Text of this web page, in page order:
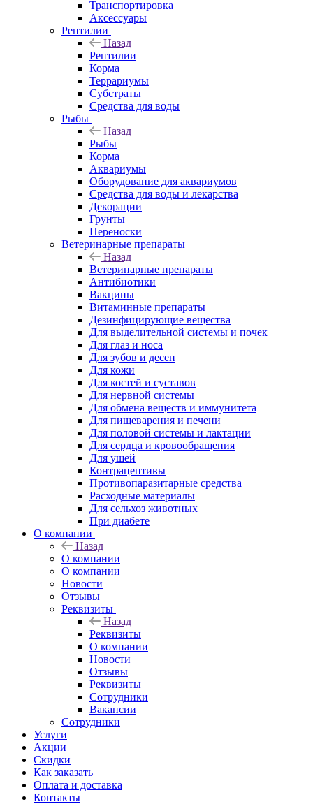
Транспортировка
Аксессуары
Рептилии
Назад
Рептилии
Корма
Террариумы
Субстраты
Средства для воды
Рыбы
Назад
Рыбы
Корма
Аквариумы
Оборудование для аквариумов
Средства для воды и лекарства
Декорации
Грунты
Переноски
Ветеринарные препараты
Назад
Ветеринарные препараты
Антибиотики
Вакцины
Витаминные препараты
Дезинфицирующие вещества
Для выделительной системы и почек
Для глаз и носа
Для зубов и десен
Для кожи
Для костей и суставов
Для нервной системы
Для обмена веществ и иммунитета
Для пищеварения и печени
Для половой системы и лактации
Для сердца и кровообращения
Для ушей
Контрацептивы
Противопаразитарные средства
Расходные материалы
Для сельхоз животных
При диабете
О компании
Назад
О компании
О компании
Новости
Отзывы
Реквизиты
Назад
Реквизиты
О компании
Новости
Отзывы
Реквизиты
Сотрудники
Вакансии
Сотрудники
Услуги
Акции
Скидки
Как заказать
Оплата и доставка
Контакты